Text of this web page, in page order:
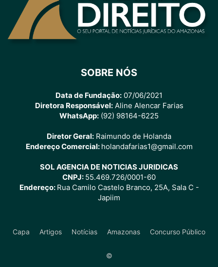
SOBRE NÓS
Data de Fundação: 07/06/2021
Diretora Responsável:Aline Alencar Farias
WhatsApp: (92) 98164-6225
Diretor Geral: Raimundo de Holanda
Endereço Comercial: holandafarias1@gmail.com
SOL AGENCIA DE NOTICIAS JURIDICAS
CNPJ: 55.469.726/0001-60
Endereço: Rua Camilo Castelo Branco, 25A, Sala C -
Japiim
Capa Artigos Notícias Amazonas Concurso Público
©